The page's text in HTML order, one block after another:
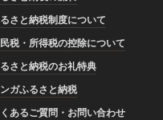
さと納税制度について
税・所得税の控除について
さと納税のお礼特典
ガふるさと納税
あるご質問・お問い合わせ